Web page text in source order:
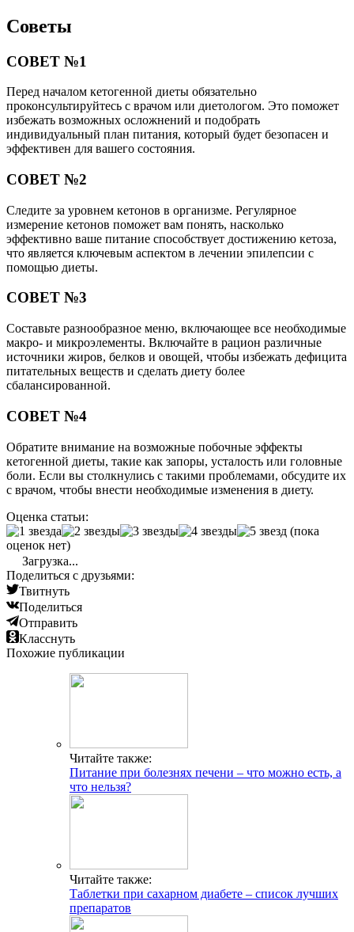
Советы
СОВЕТ №1
Перед началом кетогенной диеты обязательно
проконсультируйтесь с врачом или диетологом. Это поможет
избежать возможных осложнений и подобрать
индивидуальный план питания, который будет безопасен и
эффективен для вашего состояния.
СОВЕТ №2
Следите за уровнем кетонов в организме. Регулярное
измерение кетонов поможет вам понять, насколько
эффективно ваше питание способствует достижению кетоза,
что является ключевым аспектом в лечении эпилепсии с
помощью диеты.
СОВЕТ №3
Составьте разнообразное меню, включающее все необходимые
макро- и микроэлементы. Включайте в рацион различные
источники жиров, белков и овощей, чтобы избежать дефицита
питательных веществ и сделать диету более
сбалансированной.
СОВЕТ №4
Обратите внимание на возможные побочные эффекты
кетогенной диеты, такие как запоры, усталость или головные
боли. Если вы столкнулись с такими проблемами, обсудите их
с врачом, чтобы внести необходимые изменения в диету.
Оценка статьи:
(пока
оценок нет)
Загрузка...
Поделиться с друзьями:
Твитнуть
Поделиться
Отправить
Класснуть
Похожие публикации
Читайте также:
Питание при болезнях печени – что можно есть, а
что нельзя?
Читайте также:
Таблетки при сахарном диабете – список лучших
препаратов